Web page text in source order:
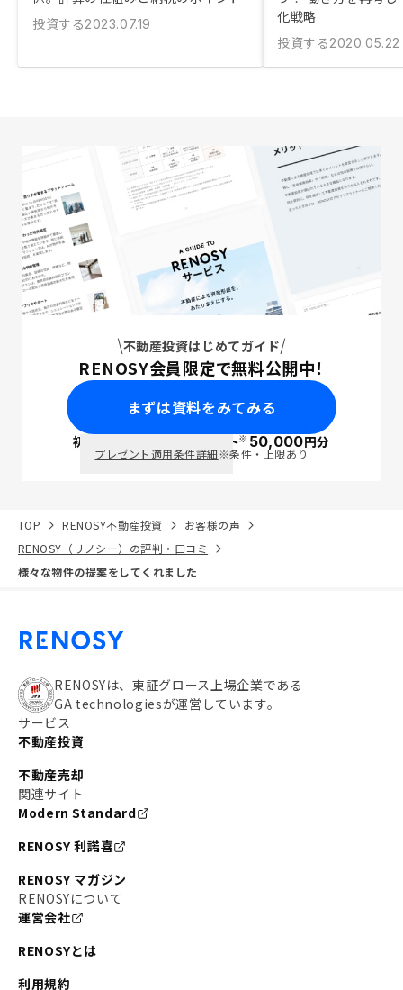
投資する2023.07.19
化戦略
投資する2020.05.22
不動産投資はじめてガイド
RENOSY会員限定で無料公開中！
まずは資料をみてみる
初回面談で ポイント※50,000円分
プレゼント適用条件詳細※条件・上限あり
TOP RENOSY不動産投資
お客様の声
RENOSY（リノシー）の評判・口コミ
様々な物件の提案をしてくれました
RENOSYは、東証グロース上場企業である
GA technologiesが運営しています。
サービス
不動産投資
不動産売却
関連サイト
Modern Standard
RENOSY 利諾喜
RENOSY マガジン
RENOSYについて
運営会社
RENOSYとは
利用規約